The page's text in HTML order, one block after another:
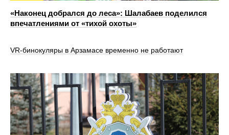
«Наконец добрался до леса»: Шалабаев поделился
впечатлениями от «тихой охоты»
VR‑бинокуляры в Арзамасе временно не работают